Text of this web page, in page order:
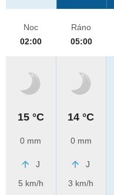
Noc
02:00
15 °C
0 mm
J
5 km/h
Ráno
05:00
14 °C
0 mm
J
3 km/h